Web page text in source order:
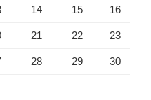
14 15 16
21 22 23
28 29 30